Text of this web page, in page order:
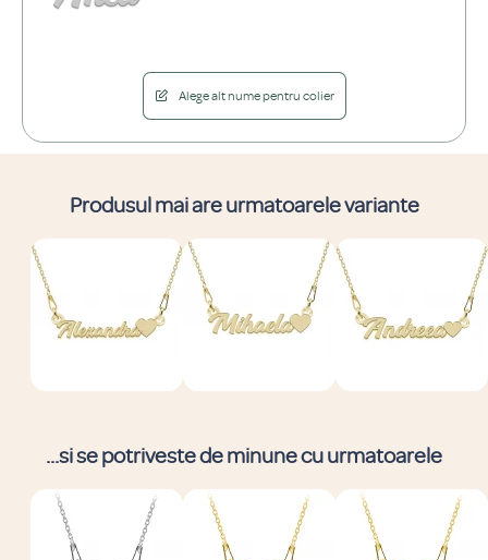
Alege alt nume pentru colier
Produsul mai are urmatoarele variante
...si se potriveste de minune cu urmatoarele